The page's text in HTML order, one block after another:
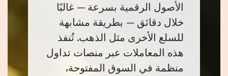
الأصول الرقمية بسرعة — غالبًا
خلال دقائق — بطريقة مشابهة
للسلع الأخرى مثل الذهب. تُنفذ
هذه المعاملات عبر منصات تداول
منظمة في السوق المفتوحة،